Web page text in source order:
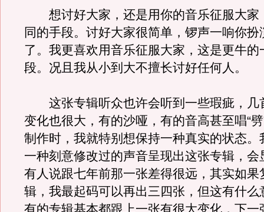
想讨好大家，还是用你的音乐征服大家
同的手段。讨好大家很简单，锣声一响你扮
了。我更喜欢用音乐征服大家，这是更牛的
段。况且我从小到大不擅长讨好任何人。
这张专辑听众也许会听到一些瑕疵，几
变化也很大，有的沙哑，有的音高甚至唱“
制作时，我就特别想保持一种真实的状态。
一种刻意修改过的声音呈现出这张专辑，会
有人说跟七年前那一张差得很远，其实如果
辑，我最起码可以再出三四张，但这有什么
有的专辑基本都跟上一张有很大变化，下一